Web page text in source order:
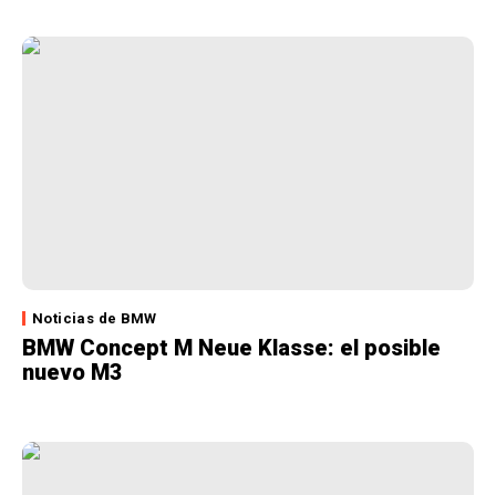
Noticias de BMW
BMW Concept M Neue Klasse: el posible
nuevo M3